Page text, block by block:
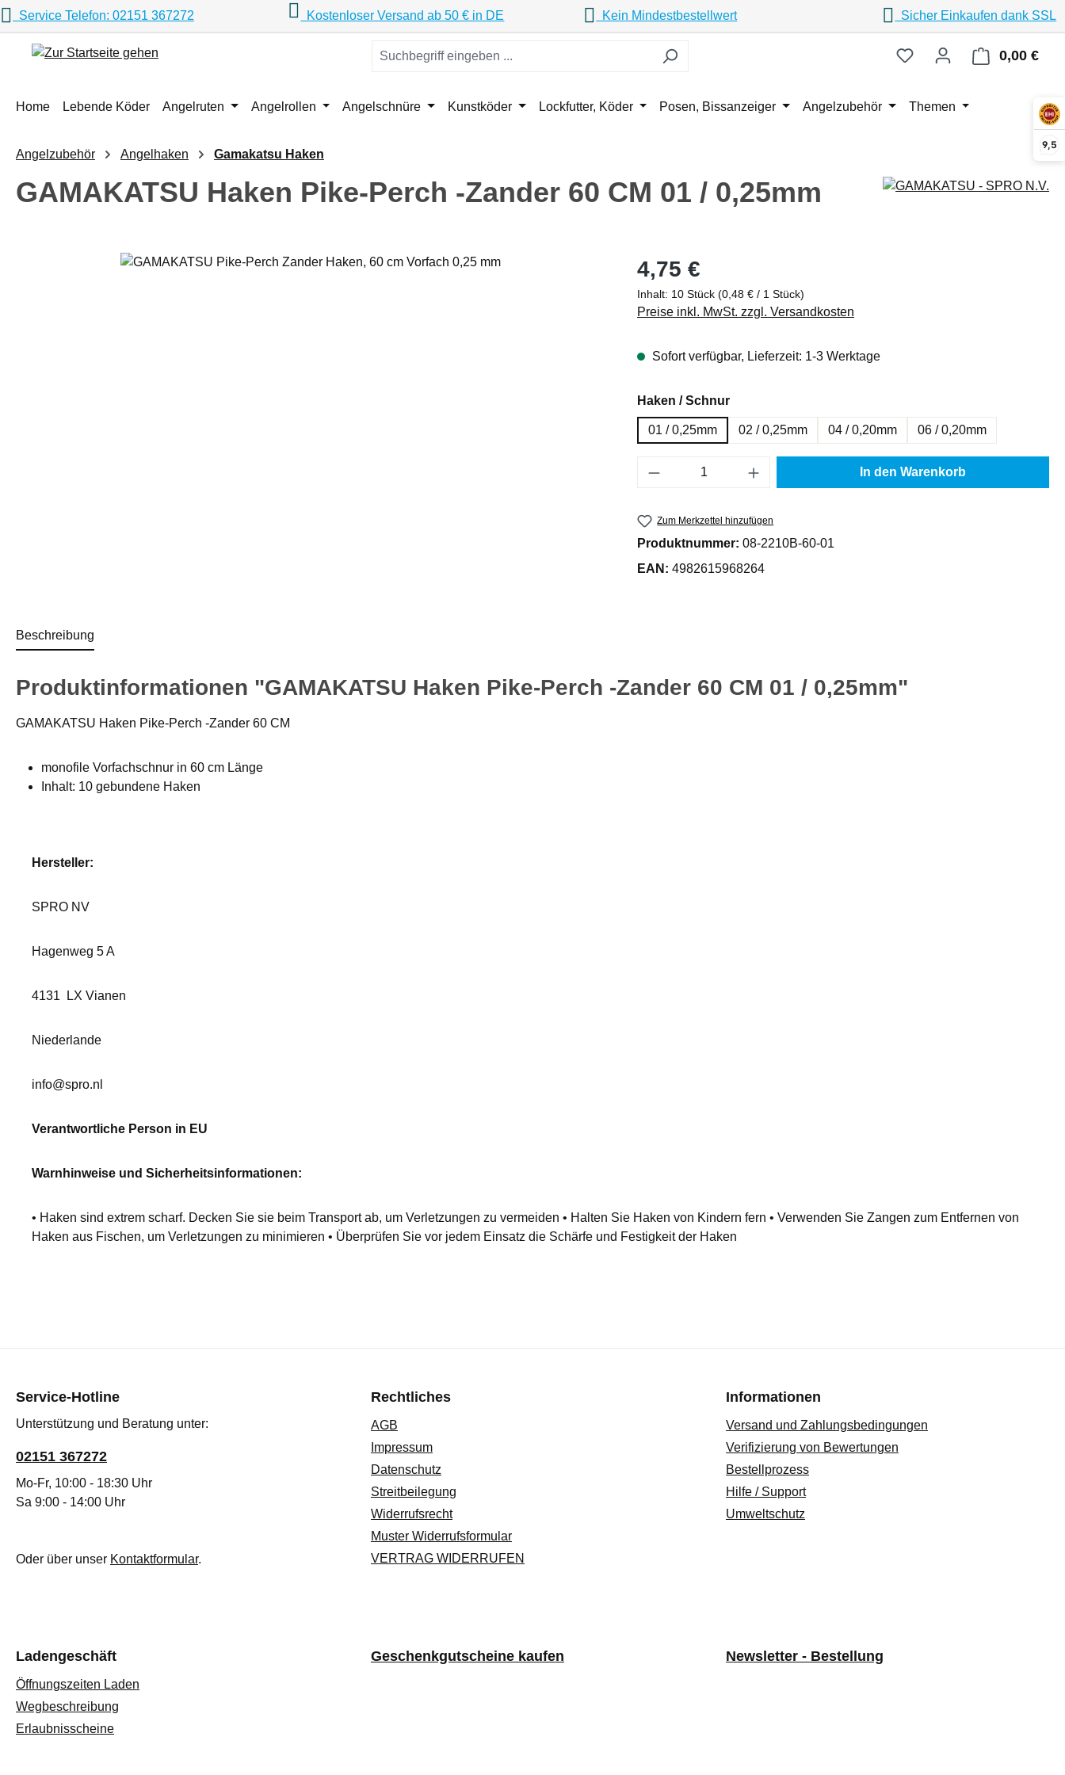
9,5
Hauptinhalt springen
Zur Suche springen
Zur Hauptnavigation springen
Service Telefon: 02151 367272 Kostenloser Versand ab 50 € in DE Kein Mindestbestellwert Sicher Einkaufen dank SSL
0,00 €
Home Lebende Köder Angelruten Angelrollen Angelschnüre Kunstköder Lockfutter, Köder Posen, Bissanzeiger Angelzubehör Themen
Angelzubehör Angelhaken Gamakatsu Haken
GAMAKATSU Haken Pike-Perch -Zander 60 CM 01 / 0,25mm
Bildergalerie überspringen Regulärer Preis:
4,75 €
Inhalt: 10 Stück (0,48 € / 1 Stück)
Preise inkl. MwSt. zzgl. Versandkosten
Sofort verfügbar, Lieferzeit: 1-3 Werktage
Haken / Schnurauswählen
01 / 0,25mm 02 / 0,25mm 04 / 0,20mm 06 / 0,20mm
Produkt Anzahl: Gib den gewünschten Wert ein
In den Warenkorb
Zum Merkzettel hinzufügen
Produktnummer: 08-2210B-60-01
EAN: 4982615968264
Beschreibung
Produktinformationen "GAMAKATSU Haken Pike-Perch -Zander 60 CM 01 / 0,25mm"
GAMAKATSU Haken Pike-Perch -Zander 60 CM
monofile Vorfachschnur in 60 cm Länge
Inhalt: 10 gebundene Haken
Hersteller:
SPRO NV
Hagenweg 5 A
4131 LX Vianen
Niederlande
info@spro.nl
Verantwortliche Person in EU
Warnhinweise und Sicherheitsinformationen:
• Haken sind extrem scharf. Decken Sie sie beim Transport ab, um Verletzungen zu vermeiden • Halten Sie Haken von Kindern fern • Verwenden Sie Zangen zum Entfernen von
Haken aus Fischen, um Verletzungen zu minimieren • Überprüfen Sie vor jedem Einsatz die Schärfe und Festigkeit der Haken
Service-Hotline
Unterstützung und Beratung unter:
02151 367272
Mo-Fr, 10:00 - 18:30 Uhr
Sa 9:00 - 14:00 Uhr
Oder über unser Kontaktformular.
Rechtliches
AGB
Impressum
Datenschutz
Streitbeilegung
Widerrufsrecht
Muster Widerrufsformular
VERTRAG WIDERRUFEN
Informationen
Versand und Zahlungsbedingungen
Verifizierung von Bewertungen
Bestellprozess
Hilfe / Support
Umweltschutz
Ladengeschäft
Öffnungszeiten Laden
Wegbeschreibung
Erlaubnisscheine
Geschenkgutscheine kaufen Newsletter - Bestellung